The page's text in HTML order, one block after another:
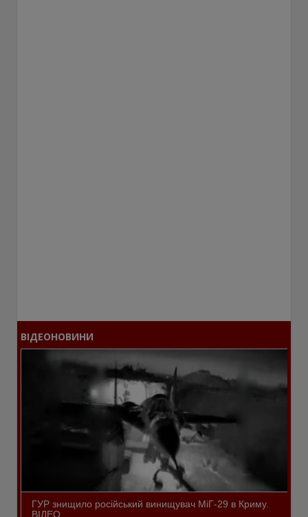
ВІДЕОНОВИНИ
ГУР знищило російський винищувач МіГ-29 в Криму.
ВІДЕО